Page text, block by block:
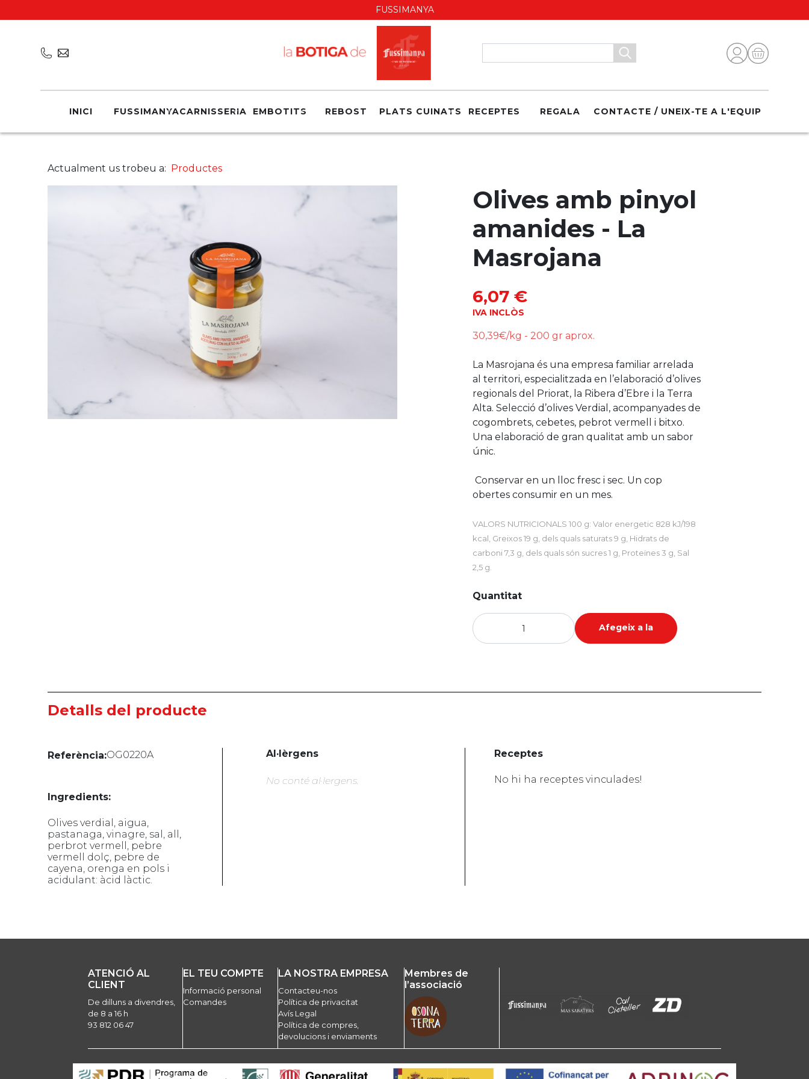
FUSSIMANYA
INICI FUSSIMANYACARNISSERIA EMBOTITS REBOST PLATS CUINATS RECEPTES REGALA CONTACTE / UNEIX-TE A L'EQUIP
Actualment us trobeu a: Productes
Olives amb pinyol
amanides - La
Masrojana
6,07 €
IVA INCLÒS
30,39€/kg - 200 gr aprox.
La Masrojana és una empresa familiar arrelada
al territori, especialitzada en l’elaboració d’olives
regionals del Priorat, la Ribera d’Ebre i la Terra
Alta. Selecció d’olives Verdial, acompanyades de
cogombrets, cebetes, pebrot vermell i bitxo.
Una elaboració de gran qualitat amb un sabor
únic.
Conservar en un lloc fresc i sec. Un cop
obertes consumir en un mes.
VALORS NUTRICIONALS 100 g: Valor energetic 828 kJ/198
kcal, Greixos 19 g, dels quals saturats 9 g, Hidrats de
carboni 7,3 g, dels quals són sucres 1 g, Proteïnes 3 g, Sal
2,5 g.
Quantitat
Afegeix a la
Detalls del producte
Referència:OG0220A
Ingredients:
Olives verdial, aigua,
pastanaga, vinagre, sal, all,
perbrot vermell, pebre
vermell dolç, pebre de
cayena, orenga en pols i
acidulant: àcid làctic.
Al·lèrgens
No conté al·lergens.
Receptes
No hi ha receptes vinculades!
ATENCIÓ AL
CLIENT
De dilluns a divendres,
de 8 a 16 h
93 812 06 47
EL TEU COMPTE
Informació personal
Comandes
LA NOSTRA EMPRESA
Contacteu-nos
Política de privacitat
Avís Legal
Política de compres,
devolucions i enviaments
Membres de
l’associació